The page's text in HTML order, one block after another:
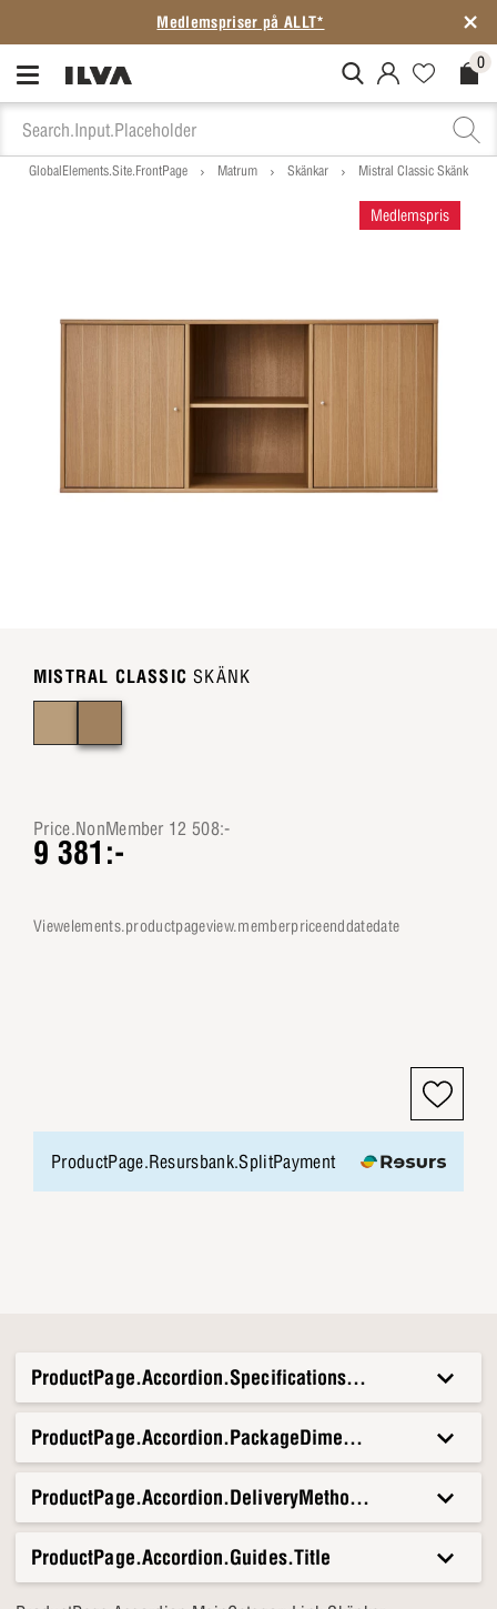
Medlemspriser på ALLT*
MitIlva.Login 0
GlobalElements.Site.FrontPage Matrum Skänkar Mistral Classic Skänk
Medlemspris
MISTRAL CLASSIC SKÄNK
Price.NonMember 12 508:-
9 381:-
viewelements.productpageview.memberpriceenddatedate
ProductPage.Resursbank.SplitPayment
ProductPage.Accordion.Specifications.Title
ProductPage.Accordion.DeliveryMethods.Title
ProductPage.Accordion.Guides.Title